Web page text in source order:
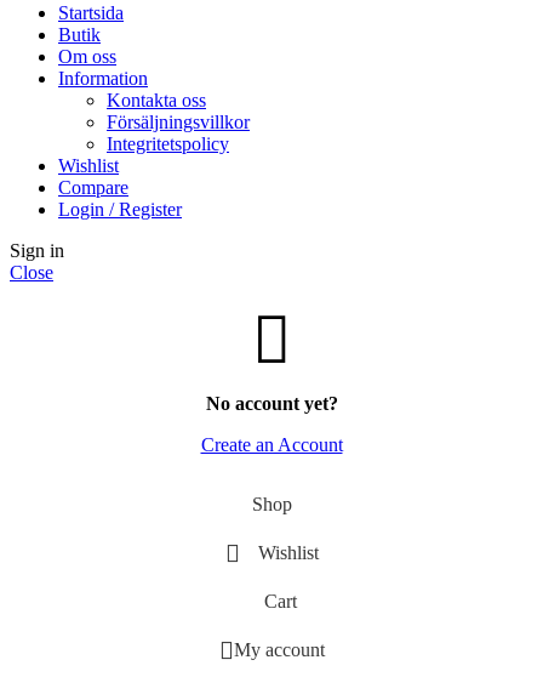
Startsida
Butik
Om oss
Information
Kontakta oss
Försäljningsvillkor
Integritetspolicy
Wishlist
Compare
Login / Register
Sign in
Close
No account yet?
Create an Account
Shop
Wishlist
Cart
My account